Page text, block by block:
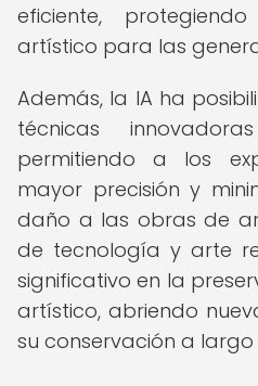
eficiente,
artístico para las
Además, la IA ha
técnicas
permitiendo a los
mayor precisión y
daño a las obras de
de tecnología y arte
significativo en la
artístico, abriendo
su conservación a largo